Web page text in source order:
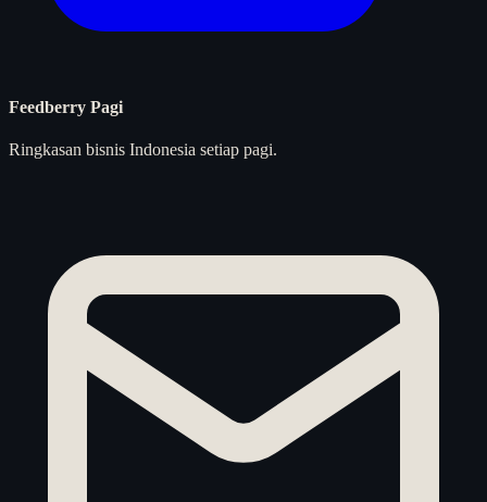
Feedberry Pagi
Ringkasan bisnis Indonesia setiap pagi.